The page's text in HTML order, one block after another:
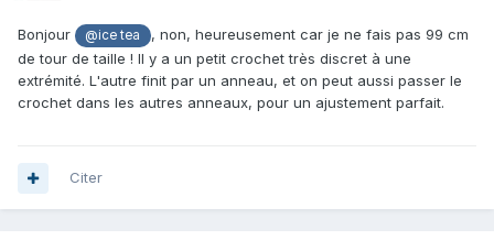
Bonjour @ice tea
, non, heureusement car je ne fais pas 99 cm
de tour de taille ! Il y a un petit crochet très discret à une
extrémité. L'autre finit par un anneau, et on peut aussi passer le
crochet dans les autres anneaux, pour un ajustement parfait.
Citer